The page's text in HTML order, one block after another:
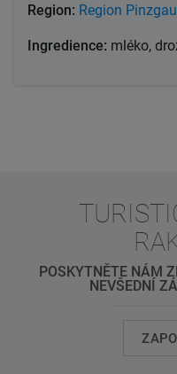
Region: Region Pinzgau
Ingredience: mléko,
POSKYTNĚTE NÁM
NEVŠEDNÍ